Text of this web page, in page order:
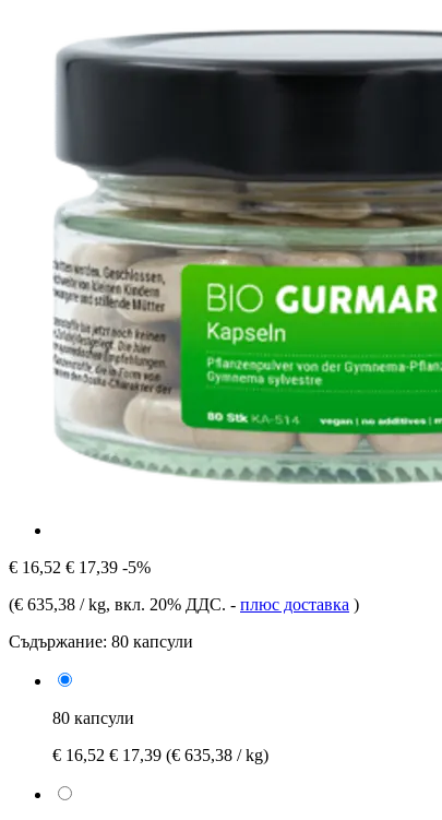
€ 16,52 € 17,39 -5%
(€ 635,38 / kg, вкл. 20% ДДС. - плюс доставка )
Съдържание: 80 капсули
80 капсули
€ 16,52 € 17,39 (€ 635,38 / kg)